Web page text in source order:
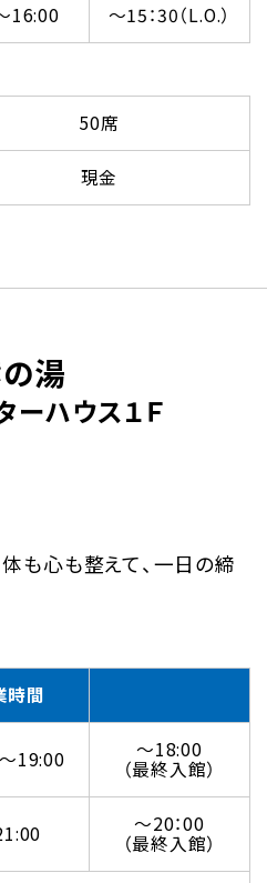
16:00 ～15：30（L.O.）
50席
現金
湯
ーハウス１Ｆ
体も心も整えて、一日の締
時間
19:00 ～18:00
（最終入館）
～20：00
（最終入館）